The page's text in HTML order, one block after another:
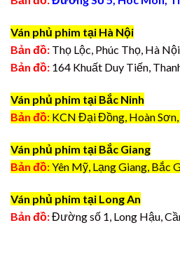
Ván phủ phim tại Hà Nội
Bản đồ: Thọ Lộc, Phúc Thọ, Hà Nội
Bản đồ: 164 Khuất Duy Tiến,
Ván phủ phim tại Bắc Ninh
Bản đồ: KCN Đại Đồng, Hoàn
Ván phủ phim tại Bắc Giang
Bản đồ:Yên Mỹ, Lạng Giang, Bắc
Ván phủ phim tại Long An
Bản đồ:Đường số 1, Long Hậu,